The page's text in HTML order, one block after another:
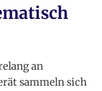
an
sammeln sich